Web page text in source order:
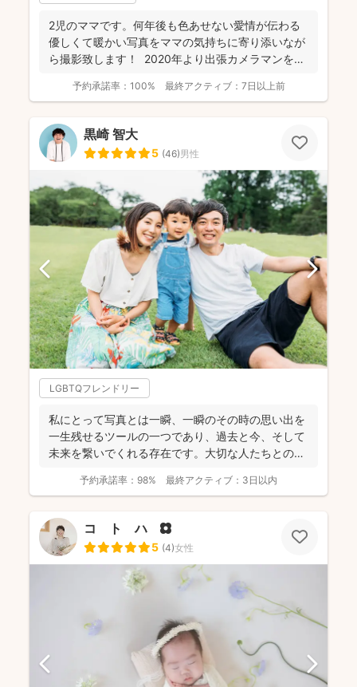
2児のママです。何年後も色あせない愛情が伝わる
優しくて暖かい写真をママの気持ちに寄り添いなが
ら撮影致します！ 2020年より出張カメラマンをし
予約承諾率： 100% 最終アクティブ： 7日以上前
黒崎 智大
5 (46)男性
LGBTQフレンドリー
私にとって写真とは一瞬、一瞬のその時の思い出を
一生残せるツールの一つであり、過去と今、そして
未来を繋いでくれる存在です。大切な人たちとの写
予約承諾率： 98% 最終アクティブ： 3日以内
コ ト ハ 🌼
5 (4)女性